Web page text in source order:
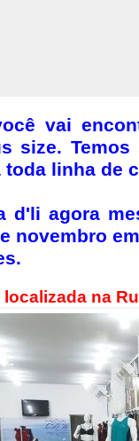
vai
size.
toda linha de
d'li agora
novembro
na